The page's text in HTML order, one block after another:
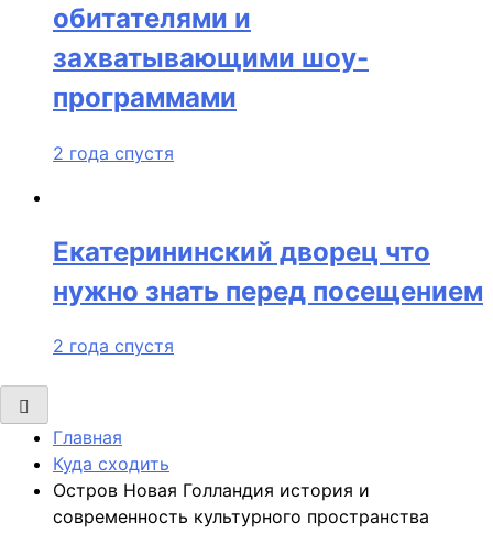
обитателями и
захватывающими шоу-
программами
2 года спустя
Екатерининский дворец что
нужно знать перед посещением
2 года спустя
Главная
Куда сходить
Остров Новая Голландия история и
современность культурного пространства